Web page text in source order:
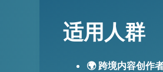
适用人群
🌍 跨境内容创作